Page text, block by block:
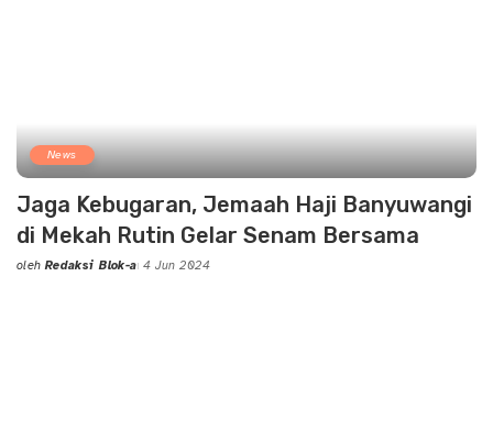
News
Jaga Kebugaran, Jemaah Haji Banyuwangi
di Mekah Rutin Gelar Senam Bersama
Posted
oleh Redaksi Blok-a 4 Jun 2024